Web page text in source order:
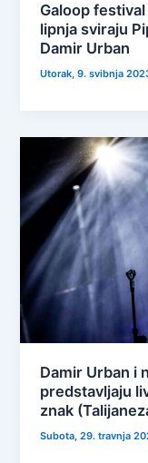
Galoop
lipnja sviraju
Damir Urban
Utorak, 9. svibnja
Damir Urban i
predstavljaju
znak
Subota, 29. travnja